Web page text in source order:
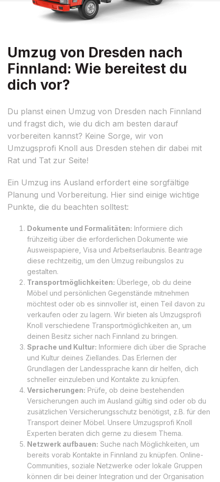
Umzug von Dresden nach
Finnland: Wie bereitest du
dich vor?
Du planst einen Umzug von Dresden nach Finnland
und fragst dich, wie du dich am besten darauf
vorbereiten kannst? Keine Sorge, wir von
Umzugsprofi Knoll aus Dresden stehen dir dabei mit
Rat und Tat zur Seite!
Ein Umzug ins Ausland erfordert eine sorgfältige
Planung und Vorbereitung. Hier sind einige wichtige
Punkte, die du beachten solltest:
Dokumente und Formalitäten: Informiere dich
frühzeitig über die erforderlichen Dokumente wie
Ausweispapiere, Visa und Arbeitserlaubnis. Beantrage
diese rechtzeitig, um den Umzug reibungslos zu
gestalten.
Transportmöglichkeiten: Überlege, ob du deine
Möbel und persönlichen Gegenstände mitnehmen
möchtest oder ob es sinnvoller ist, einen Teil davon zu
verkaufen oder zu lagern. Wir bieten als Umzugsprofi
Knoll verschiedene Transportmöglichkeiten an, um
deinen Besitz sicher nach Finnland zu bringen.
Sprache und Kultur: Informiere dich über die Sprache
und Kultur deines Ziellandes. Das Erlernen der
Grundlagen der Landessprache kann dir helfen, dich
schneller einzuleben und Kontakte zu knüpfen.
Versicherungen: Prüfe, ob deine bestehenden
Versicherungen auch im Ausland gültig sind oder ob du
zusätzlichen Versicherungsschutz benötigst, z.B. für den
Transport deiner Möbel. Unsere Umzugsprofi Knoll
Experten beraten dich gerne zu diesem Thema.
Netzwerk aufbauen: Suche nach Möglichkeiten, um
bereits vorab Kontakte in Finnland zu knüpfen. Online-
Communities, soziale Netzwerke oder lokale Gruppen
können dir bei deiner Integration und der Organisation